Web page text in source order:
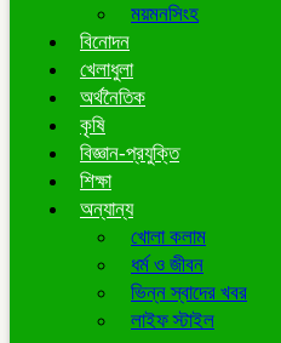
ময়মনসিংহ
বিনোদন
খেলাধুলা
অর্থনৈতিক
কৃষি
বিজ্ঞান-প্রযুক্তি
শিক্ষা
অন্যান্য
খোলা কলাম
ধর্ম ও জীবন
ভিন্ন স্বাদের খবর
লাইফ স্টাইল